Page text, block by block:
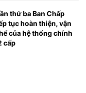
thứ ba Ban Chấp
tục hoàn thiện, vận
của hệ thống chính
cấp